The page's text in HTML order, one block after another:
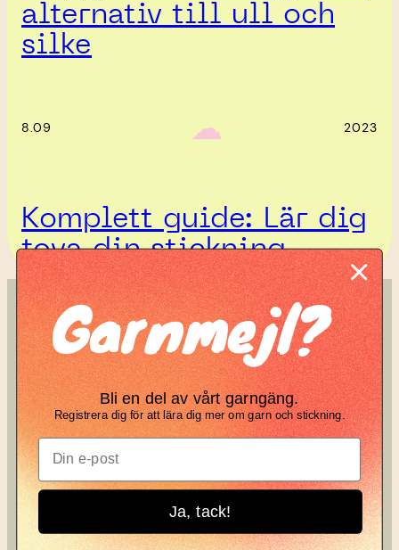
alternativ till ull och
silke
8.09 ‎ ‎‎ ☁︎‎‎ 2023
Komplett guide: Lär dig
tova din stickning
SÖK
Search
KNIT KNOT
Manifesto
Garnbrev
Knit Knot
Garnmejl?
Bli en del av vårt garngäng.
Registrera dig för att lära dig mer om garn och stickning.
Ja, tack!